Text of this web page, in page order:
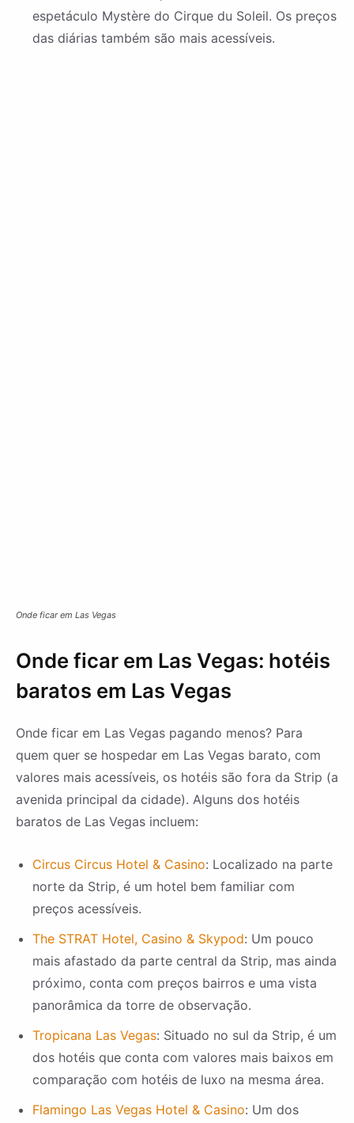
espetáculo Mystère do Cirque du Soleil. Os preços
das diárias também são mais acessíveis.
Onde ficar em Las Vegas
Onde ficar em Las Vegas: hotéis
baratos em Las Vegas
Onde ficar em Las Vegas pagando menos? Para
quem quer se hospedar em Las Vegas barato, com
valores mais acessíveis, os hotéis são fora da Strip (a
avenida principal da cidade). Alguns dos hotéis
baratos de Las Vegas incluem:
Circus Circus Hotel & Casino: Localizado na parte
norte da Strip, é um hotel bem familiar com
preços acessíveis.
The STRAT Hotel, Casino & Skypod: Um pouco
mais afastado da parte central da Strip, mas ainda
próximo, conta com preços bairros e uma vista
panorâmica da torre de observação.
Tropicana Las Vegas: Situado no sul da Strip, é um
dos hotéis que conta com valores mais baixos em
comparação com hotéis de luxo na mesma área.
Flamingo Las Vegas Hotel & Casino: Um dos